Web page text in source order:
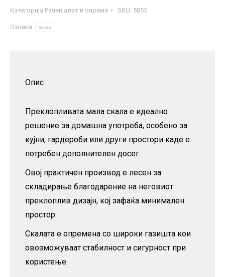
преклопување
количина
Категорија Рачен алат и опрема SKU: 5855
Ознака: skala
Опис
Преклопливата мала скала е идеално
решение за домашна употреба, особено за
кујни, гардероби или други простори каде е
потребен дополнителен досег.
Овој практичен производ е лесен за
складирање благодарение на неговиот
преклоплив дизајн, кој зафаќа минимален
простор.
Скалата е опремена со широки газишта кои
овозможуваат стабилност и сигурност при
користење.